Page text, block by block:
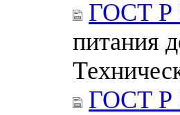
ГОСТ Р
питания
ГОСТ Р